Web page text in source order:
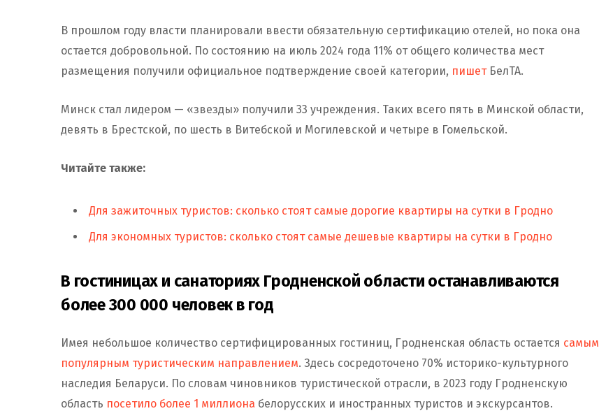
В прошлом году власти планировали ввести обязательную сертификацию отелей, но пока она
остается добровольной. По состоянию на июль 2024 года 11% от общего количества мест
размещения получили официальное подтверждение своей категории, пишетБелТА.
Минск стал лидером — «звезды» получили 33 учреждения. Таких всего пять в Минской области,
девять в Брестской, по шесть в Витебской и Могилевской и четыре в Гомельской.
Читайте также:
Для зажиточных туристов: сколько стоят самые дорогие квартиры на сутки в Гродно
Для экономных туристов: сколько стоят самые дешевые квартиры на сутки в Гродно
В гостиницах и санаториях Гродненской области останавливаются
более 300 000 человек в год
Имея небольшое количество сертифицированных гостиниц, Гродненская область остается самым
популярным туристическим направлением. Здесь сосредоточено 70% историко-культурного
наследия Беларуси. По словам чиновников туристической отрасли, в 2023 году Гродненскую
область посетило более 1 миллиона белорусских и иностранных туристов и экскурсантов.